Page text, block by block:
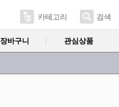
카테고리 검색
장바구니 관심상품